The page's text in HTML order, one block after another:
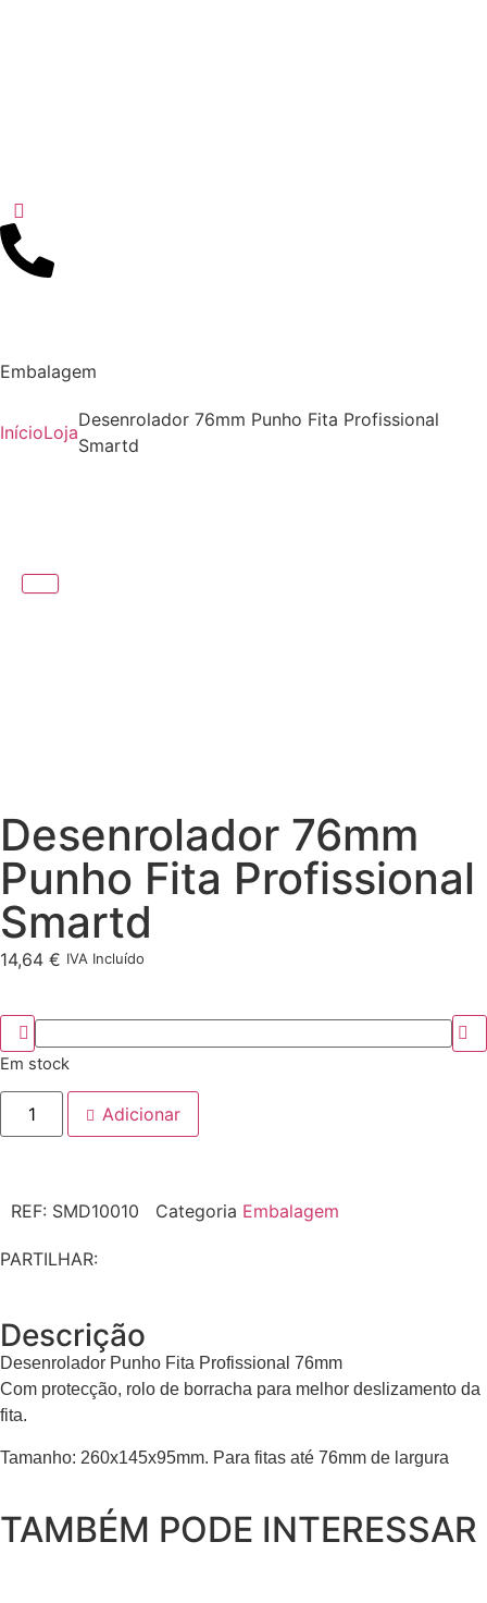
Embalagem
InícioLoja
Desenrolador 76mm Punho Fita Profissional
Smartd
Desenrolador 76mm
Punho Fita Profissional
Smartd
14,64 € IVA Incluído
Em stock
Adicionar
REF: SMD10010 Categoria Embalagem
PARTILHAR:
Descrição
Desenrolador Punho Fita Profissional 76mm
Com protecção, rolo de borracha para melhor deslizamento da
fita.
Tamanho: 260x145x95mm. Para fitas até 76mm de largura
TAMBÉM PODE INTERESSAR